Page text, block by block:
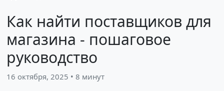
Как найти поставщиков для
магазина - пошаговое
руководство
16 октября, 2025 • 8 минут